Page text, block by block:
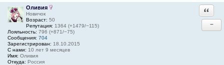
Оливия
Новичок
Возраст: 50
Репутация: 1364 (+1479/−115)
Лояльность: 796 (+871/−75)
Сообщения: 704
Зарегистрирован: 18.10.2015
С нами: 10 лет 9 месяцев
Имя: Оливия
Откуда: Россия
−